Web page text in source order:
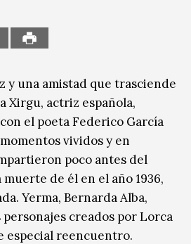
y una amistad que trasciende
Xirgu, actriz española,
el poeta Federico García
vividos y en
poco antes del
de él en el año 1936,
Yerma, Bernarda Alba,
creados por Lorca
especial reencuentro.